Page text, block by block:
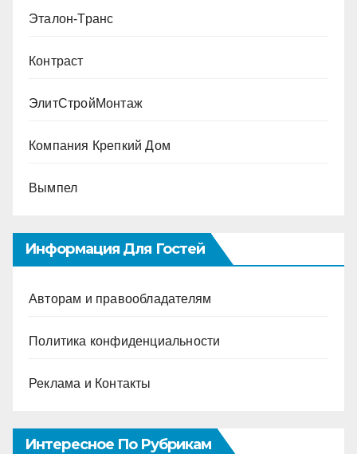
Эталон-Транс
Контраст
ЭлитСтройМонтаж
Компания Крепкий Дом
Вымпел
Информация Для Гостей
Авторам и правообладателям
Политика конфиденциальности
Реклама и Контакты
Интересное По Рубрикам